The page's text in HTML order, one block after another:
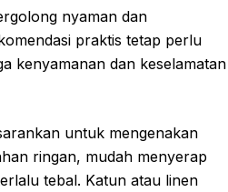
nyaman dan
praktis tetap perlu
kenyamanan dan keselamatan
untuk mengenakan
ringan, mudah menyerap
tebal. Katun atau linen